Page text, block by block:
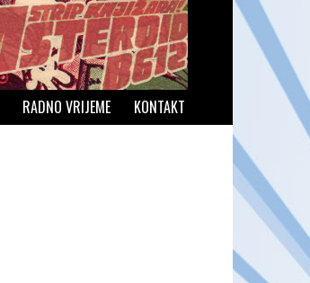
RADNO VRIJEME KONTAKT